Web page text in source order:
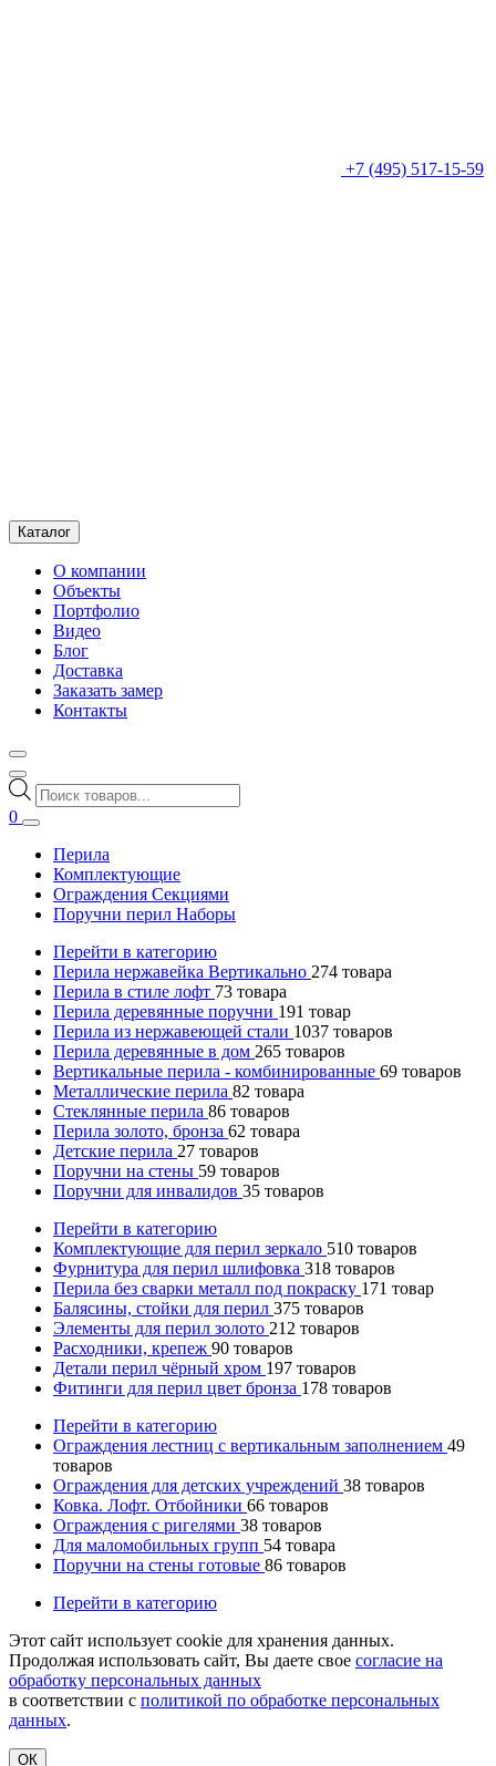
+7 (495) 517-15-59
Каталог
О компании
Объекты
Портфолио
Видео
Блог
Доставка
Заказать замер
Контакты
Поиск
товаров
0
Перила
Комплектующие
Ограждения Секциями
Поручни перил Наборы
Перейти в категорию
Перила нержавейка Вертикально 274 товара
Перила в стиле лофт 73 товара
Перила деревянные поручни 191 товар
Перила из нержавеющей стали 1037 товаров
Перила деревянные в дом 265 товаров
Вертикальные перила - комбинированные 69 товаров
Металлические перила 82 товара
Стеклянные перила 86 товаров
Перила золото, бронза 62 товара
Детские перила 27 товаров
Поручни на стены 59 товаров
Поручни для инвалидов 35 товаров
Перейти в категорию
Комплектующие для перил зеркало 510 товаров
Фурнитура для перил шлифовка 318 товаров
Перила без сварки металл под покраску 171 товар
Балясины, стойки для перил 375 товаров
Элементы для перил золото 212 товаров
Расходники, крепеж 90 товаров
Детали перил чёрный хром 197 товаров
Фитинги для перил цвет бронза 178 товаров
Перейти в категорию
Ограждения лестниц с вертикальным заполнением 49
товаров
Ограждения для детских учреждений 38 товаров
Ковка. Лофт. Отбойники 66 товаров
Ограждения с ригелями 38 товаров
Для маломобильных групп 54 товара
Поручни на стены готовые 86 товаров
Перейти в категорию
Этот сайт использует cookie для хранения данных.
Продолжая использовать сайт, Вы даете свое согласие на
обработку персональных данных
в соответствии с политикой по обработке персональных
данных.
ОК